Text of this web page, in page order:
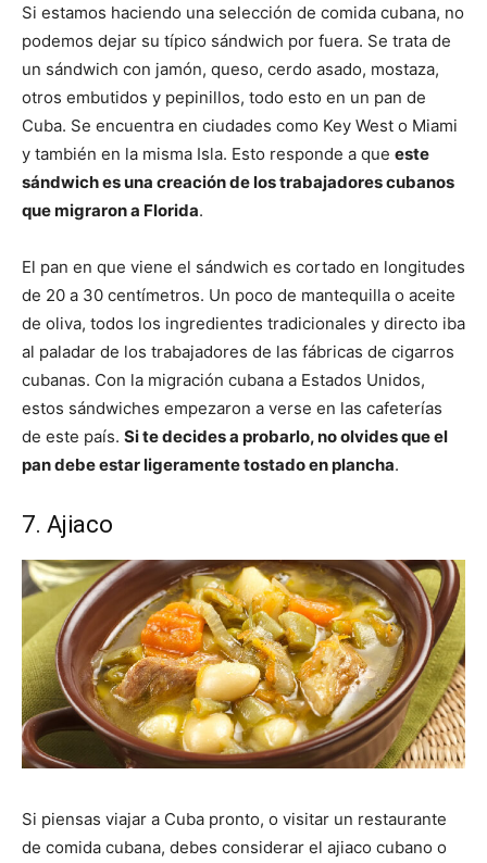
Si estamos haciendo una selección de comida cubana, no
podemos dejar su típico sándwich por fuera. Se trata de
un sándwich con jamón, queso, cerdo asado, mostaza,
otros embutidos y pepinillos, todo esto en un pan de
Cuba. Se encuentra en ciudades como Key West o Miami
y también en la misma Isla. Esto responde a que este
sándwich es una creación de los trabajadores cubanos
que migraron a Florida.
El pan en que viene el sándwich es cortado en longitudes
de 20 a 30 centímetros. Un poco de mantequilla o aceite
de oliva, todos los ingredientes tradicionales y directo iba
al paladar de los trabajadores de las fábricas de cigarros
cubanas. Con la migración cubana a Estados Unidos,
estos sándwiches empezaron a verse en las cafeterías
de este país. Si te decides a probarlo, no olvides que el
pan debe estar ligeramente tostado en plancha.
7. Ajiaco
Si piensas viajar a Cuba pronto, o visitar un restaurante
de comida cubana, debes considerar el ajiaco cubano o